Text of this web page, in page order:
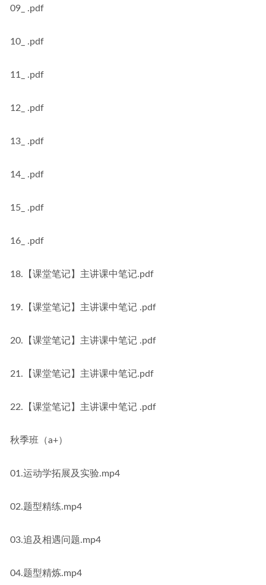
09_ .pdf
10_ .pdf
11_ .pdf
12_ .pdf
13_ .pdf
14_ .pdf
15_ .pdf
16_ .pdf
18.【课堂笔记】主讲课中笔记.pdf
19.【课堂笔记】主讲课中笔记 .pdf
20.【课堂笔记】主讲课中笔记 .pdf
21.【课堂笔记】主讲课中笔记.pdf
22.【课堂笔记】主讲课中笔记 .pdf
秋季班（a+）
01.运动学拓展及实验.mp4
02.题型精练.mp4
03.追及相遇问题.mp4
04.题型精炼.mp4